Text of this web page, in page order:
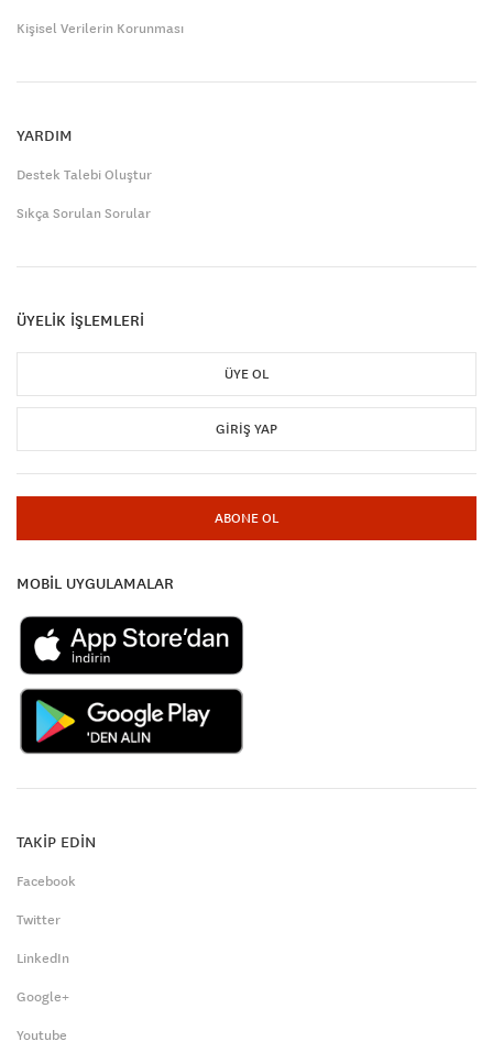
Kişisel Verilerin Korunması
YARDIM
Destek Talebi Oluştur
Sıkça Sorulan Sorular
ÜYELİK İŞLEMLERİ
ÜYE OL
GIRIŞ YAP
ABONE OL
MOBİL UYGULAMALAR
TAKİP EDİN
Facebook
Twitter
LinkedIn
Google+
Youtube